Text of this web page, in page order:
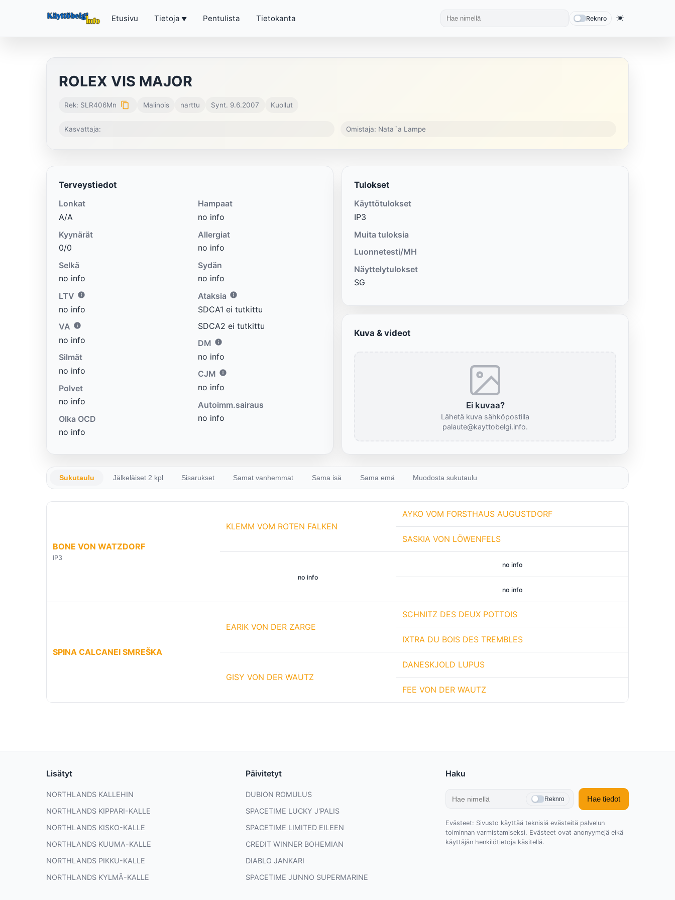
Etusivu Tietoja Pentulista Tietokanta Reknro ☀️
ROLEX VIS MAJOR
Rek: SLR406Mn content_copy Malinois narttu Synt. 9.6.2007 Kuollut
Kasvattaja: Omistaja: Nata¨a Lampe
Terveystiedot
Lonkat
A/A
Kyynärät
0/0
Selkä
no info
LTV
no info
VA
no info
Silmät
no info
Polvet
no info
Olka OCD
no info
Hampaat
no info
Allergiat
no info
Sydän
no info
Ataksia
SDCA1 ei tutkittu
SDCA2 ei tutkittu
DM
no info
CJM
no info
Autoimm.sairaus
no info
Tulokset
Käyttötulokset
IP3
Muita tuloksia
Luonnetesti/MH
Näyttelytulokset
SG
Kuva & videot
Ei kuvaa?
Lähetä kuva sähköpostilla
palaute@kayttobelgi.info.
Sukutaulu Jälkeläiset 2 kpl Sisarukset Samat vanhemmat Sama isä Sama emä Muodosta sukutaulu
BONE VON WATZDORF
IP3
KLEMM VOM ROTEN FALKEN
AYKO VOM FORSTHAUS AUGUSTDORF
SASKIA VON LÖWENFELS
no info
no info
no info
SPINA CALCANEI SMREŠKA
EARIK VON DER ZARGE
SCHNITZ DES DEUX POTTOIS
IXTRA DU BOIS DES TREMBLES
GISY VON DER WAUTZ
DANESKJOLD LUPUS
FEE VON DER WAUTZ
Lisätyt
NORTHLANDS KALLEHIN
NORTHLANDS KIPPARI-KALLE
NORTHLANDS KISKO-KALLE
NORTHLANDS KUUMA-KALLE
NORTHLANDS PIKKU-KALLE
NORTHLANDS KYLMÄ-KALLE
Päivitetyt
DUBION ROMULUS
SPACETIME LUCKY J'PALIS
SPACETIME LIMITED EILEEN
CREDIT WINNER BOHEMIAN
DIABLO JANKARI
SPACETIME JUNNO SUPERMARINE
Haku
Reknro Hae tiedot
Evästeet: Sivusto käyttää teknisiä evästeitä palvelun
toiminnan varmistamiseksi. Evästeet ovat anonyymejä eikä
käyttäjän henkilötietoja käsitellä.